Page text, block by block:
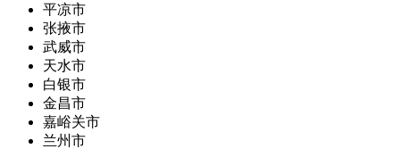
平凉市
张掖市
武威市
天水市
白银市
金昌市
嘉峪关市
兰州市